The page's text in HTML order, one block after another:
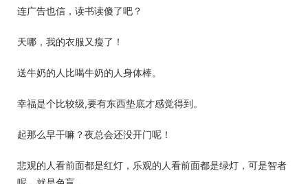
连广告也信，读书读傻了吧？
天哪，我的衣服又瘦了！
送牛奶的人比喝牛奶的人身体棒。
幸福是个比较级,要有东西垫底才感觉得到。
起那么早干嘛？夜总会还没开门呢！
悲观的人看前面都是红灯，乐观的人看前面都是绿灯，可是智者